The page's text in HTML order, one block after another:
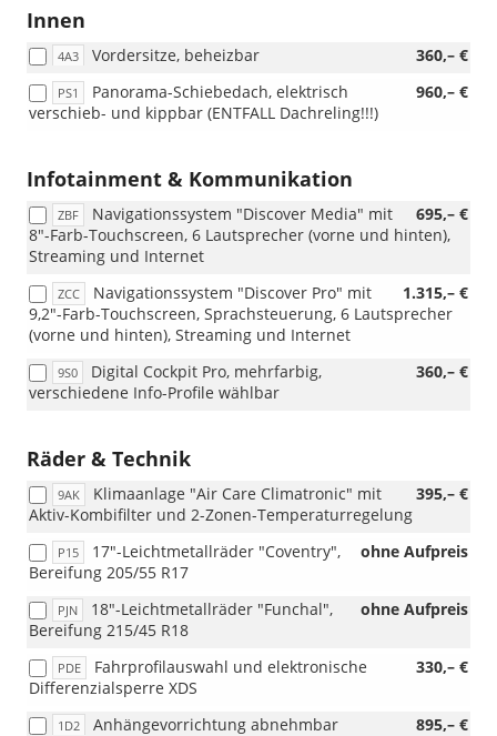
Line
Beim
Limited“
wurden
die
Zoll-
sofort
Zoll-
„York“
anstelle
bisher
Innen
4A3 360,– €
Vordersitze, beheizbar
PS1 960,– €
Panorama-Schiebedach, elektrisch
verschieb- und kippbar (ENTFALL Dachreling!!!)
Infotainment & Kommunikation
ZBF 695,– €
Navigationssystem "Discover Media" mit
8"-Farb-Touchscreen, 6 Lautsprecher (vorne und hinten),
Streaming und Internet
ZCC 1.315,– €
Navigationssystem "Discover Pro" mit
9,2"-Farb-Touchscreen, Sprachsteuerung, 6 Lautsprecher
(vorne und hinten), Streaming und Internet
9S0 360,– €
Digital Cockpit Pro, mehrfarbig,
verschiedene Info-Profile wählbar
Räder & Technik
9AK 395,– €
Klimaanlage "Air Care Climatronic" mit
Aktiv-Kombifilter und 2-Zonen-Temperaturregelung
P15 ohne Aufpreis
17"-Leichtmetallräder "Coventry",
Bereifung 205/55 R17
PJN ohne Aufpreis
18"-Leichtmetallräder "Funchal",
Bereifung 215/45 R18
PDE 330,– €
Fahrprofilauswahl und elektronische
Differenzialsperre XDS
1D2 895,– €
Anhängevorrichtung abnehmbar